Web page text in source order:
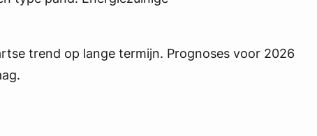
trend op lange termijn. Prognoses voor 2026